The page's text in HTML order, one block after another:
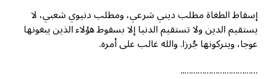
إسقاط الطغاة مطلب ديني شرعي، ومطلب دنيوي شعبي، لا
يستقيم الدين ولا تستقيم الدنيا إلا بسقوط هؤلاء الذين يبغونها
عوجا، ويتركونها جُرزا. والله غالب على أمره.
……………………………..